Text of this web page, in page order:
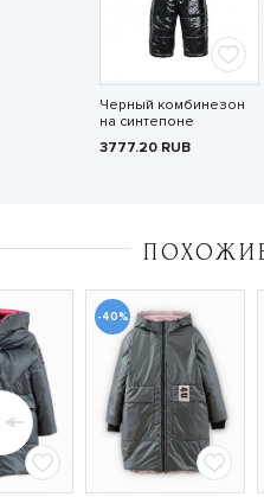
Черный комбинезон
на синтепоне
3777.20 RUB
-40%